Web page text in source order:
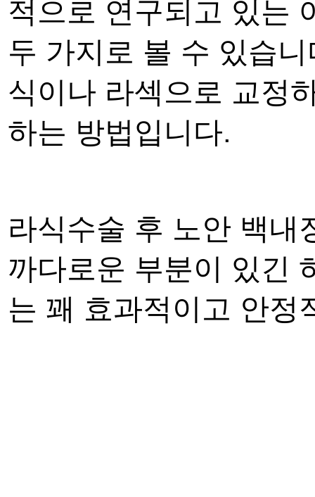
적으로 연구되고 있는
두 가지로 볼 수 있습니
식이나 라섹으로 교정
하는 방법입니다.
라식수술 후 노안 백내
까다로운 부분이 있긴
는 꽤 효과적 이고 안정